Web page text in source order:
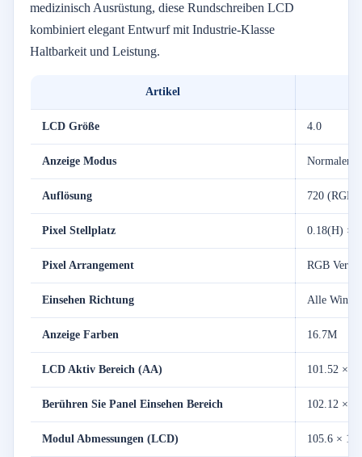
medizinisch Ausrüstung, diese Rundschreiben LCD
kombiniert elegant Entwurfmit Industrie-Klasse
Haltbarkeit und Leistung.
Artikel
LCD Größe 4.0
Anzeige Modus
Auflösung 720 (
Pixel Stellplatz 0.18(H) ×
Pixel Arrangement RGB
Einsehen Richtung Alle Winkel
Anzeige Farben 16.7M
LCD Aktiv Bereich (AA) 101.52 ×
Berühren Sie Panel Einsehen Bereich 102.12 ×
Modul Abmessungen (LCD) 105.6 ×